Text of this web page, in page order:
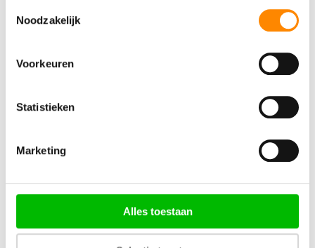
Noodzakelijk
Voorkeuren
Statistieken
Marketing
Alles toestaan
Alleen voor 18 jr. en ouder.
Boek Cocktail Workshop